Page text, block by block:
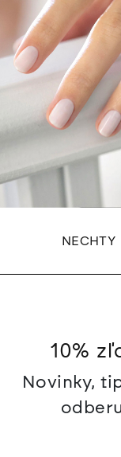
NECHTY
10%
Novinky,